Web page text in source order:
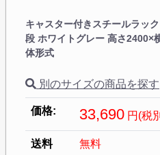
キャスター付きスチールラッ
段 ホワイトグレー 高さ2400×
体形式
別のサイズの商品を探す
価格: 33,690 円(税
送料 無料